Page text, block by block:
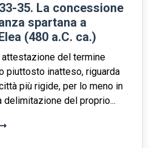
35. La concessione
spartana a
(480 a.C. ca.)
attestazione del termine
piuttosto inatteso, riguarda
più rigide, per lo meno in
delimitazione del proprio...